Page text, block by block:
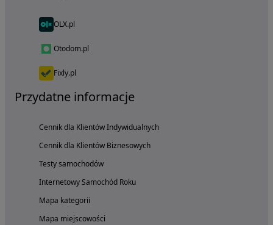
OLX.pl
Otodom.pl
Fixly.pl
Przydatne informacje
Cennik dla Klientów Indywidualnych
Cennik dla Klientów Biznesowych
Testy samochodów
Internetowy Samochód Roku
Mapa kategorii
Mapa miejscowości